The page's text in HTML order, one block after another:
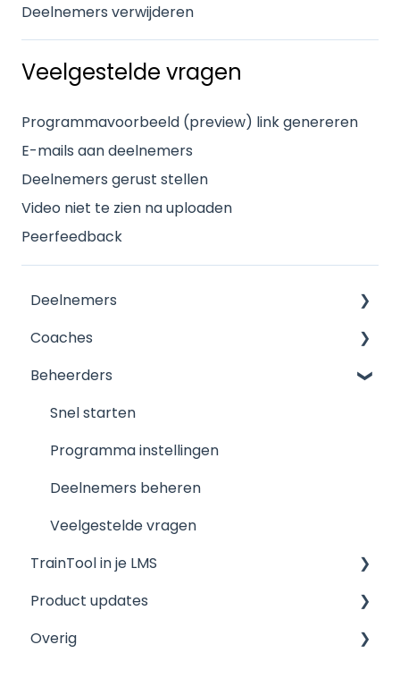
Deelnemers verwijderen
Veelgestelde vragen
Programmavoorbeeld (preview) link genereren
E-mails aan deelnemers
Deelnemers gerust stellen
Video niet te zien na uploaden
Peerfeedback
Deelnemers
Mijn account
Aan de slag
Feedback geven en ontvangen
Toetsen in TrainTool
Mobiel
Overig
Veelgestelde vragen
Coaches
Snel starten
Algemeen
Veelgestelde vragen
Beheerders
Snel starten
Programma instellingen
Deelnemers beheren
Veelgestelde vragen
TrainTool in je LMS
Brightspace/D2L
Canvas
Product updates
2026
Overig